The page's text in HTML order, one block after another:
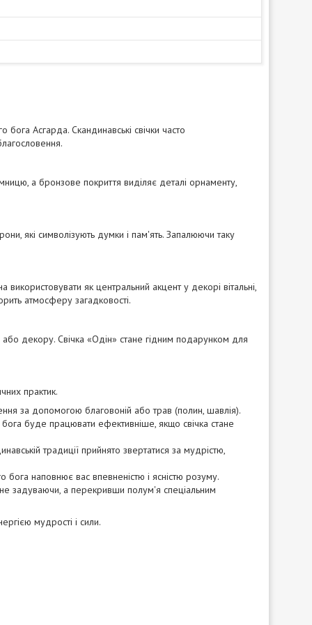
Асгарда. Скандинавські свічки часто
а бронзове покриття виділяє деталі орнаменту,
які символізують думки і пам'ять. Запалюючи таку
використовувати як центральний акцент у декорі вітальні,
атмосферу загадковості.
або декору. Свічка «Одін» стане гідним подарунком для
практик.
за допомогою благовоній або трав (полин, шавлія).
бога буде працювати ефективніше, якщо свічка стане
традиції прийнято звертатися за мудрістю,
бога наповнює вас впевненістю і ясністю розуму.
задуваючи, а перекривши полум'я спеціальним
мудрості і сили.